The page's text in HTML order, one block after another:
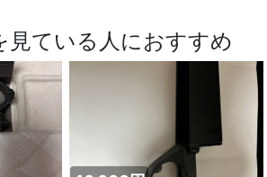
見ている人におすすめ